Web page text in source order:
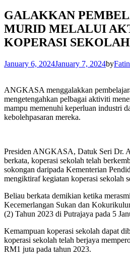
GALAKKAN
MURID MELALUI
KOPERASI SEKOLAH
January 6, 2024January 7, 2024by
ANGKASA menggalakkan
mengetengahkan pelbagai aktiviti
mampu memenuhi keperluan industri
kebolehpasaran mereka.
Presiden ANGKASA, Datuk Seri Dr.
berkata, koperasi sekolah telah
sokongan daripada Kementerian
mengiktiraf kegiatan koperasi sekolah
Beliau berkata demikian ketika
Kecemerlangan Sukan dan
(2) Tahun 2023 di Putrajaya pada 5
Kemampuan koperasi sekolah dapat
koperasi sekolah telah berjaya
RM1 juta pada tahun 2023.